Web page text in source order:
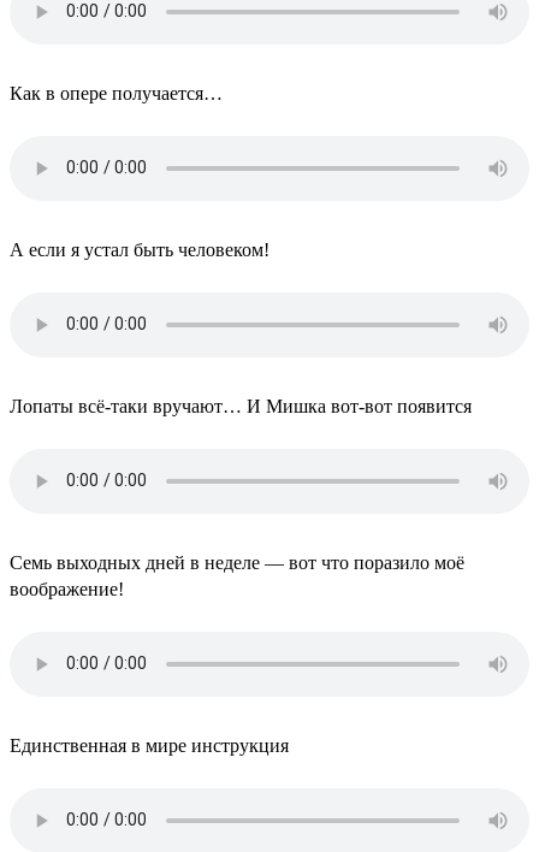
Как в опере получается…
А если я устал быть человеком!
Лопаты всё-таки вручают… И Мишка вот-вот появится
Семь выходных дней в неделе — вот что поразило моё
воображение!
Единственная в мире инструкция